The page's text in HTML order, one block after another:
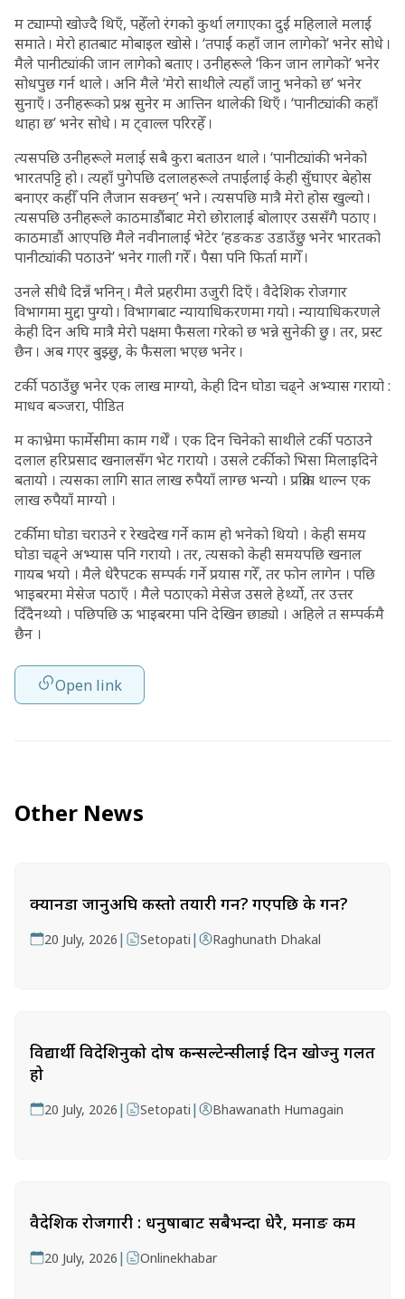
म ट्याम्पो खोज्दै थिएँ, पहेँलो रंगको कुर्था लगाएका दुई महिलाले मलाई
समाते । मेरो हातबाट मोबाइल खोसे । ‘तपाईं कहाँ जान लागेको’ भनेर सोधे ।
मैले पानीट्यांकी जान लागेको बताए । उनीहरूले ‘किन जान लागेको’ भनेर
सोधपुछ गर्न थाले । अनि मैले ‘मेरो साथीले त्यहाँ जानु भनेको छ’ भनेर
सुनाएँ । उनीहरूको प्रश्न सुनेर म आत्तिन थालेकी थिएँ । ‘पानीट्यांकी कहाँ
थाहा छ’ भनेर सोधे । म ट्वाल्ल परिरहेँ ।
त्यसपछि उनीहरूले मलाई सबै कुरा बताउन थाले । ‘पानीट्यांकी भनेको
भारतपट्टि हो । त्यहाँ पुगेपछि दलालहरूले तपाईंलाई केही सुँघाएर बेहोस
बनाएर कहीँ पनि लैजान सक्छन्’ भने । त्यसपछि मात्रै मेरो होस खुल्यो ।
त्यसपछि उनीहरूले काठमाडौंबाट मेरो छोरालाई बोलाएर उससँगै पठाए ।
काठमाडौं आएपछि मैले नवीनालाई भेटेर ‘हङकङ उडाउँछु भनेर भारतको
पानीट्यांकी पठाउने’ भनेर गाली गरेँ । पैसा पनि फिर्ता मागेँ ।
उनले सीधै दिन्नँ भनिन् । मैले प्रहरीमा उजुरी दिएँ । वैदेशिक रोजगार
विभागमा मुद्दा पुग्यो । विभागबाट न्यायाधिकरणमा गयो । न्यायाधिकरणले
केही दिन अघि मात्रै मेरो पक्षमा फैसला गरेको छ भन्ने सुनेकी छु । तर, प्रस्ट
छैन । अब गएर बुझ्छु, के फैसला भएछ भनेर ।
टर्की पठाउँछु भनेर एक लाख माग्यो, केही दिन घोडा चढ्ने अभ्यास गरायो :
माधव बञ्जरा, पीडित
म काभ्रेमा फार्मेसीमा काम गर्थेँ । एक दिन चिनेको साथीले टर्की पठाउने
दलाल हरिप्रसाद खनालसँग भेट गरायो । उसले टर्कीको भिसा मिलाइदिने
बतायो । त्यसका लागि सात लाख रुपैयाँ लाग्छ भन्यो । प्रक्रिया थाल्न एक
लाख रुपैयाँ माग्यो ।
टर्कीमा घोडा चराउने र रेखदेख गर्ने काम हो भनेको थियो । केही समय
घोडा चढ्ने अभ्यास पनि गरायो । तर, त्यसको केही समयपछि खनाल
गायब भयो । मैले धेरैपटक सम्पर्क गर्ने प्रयास गरेँ, तर फोन लागेन । पछि
भाइबरमा मेसेज पठाएँ । मैले पठाएको मेसेज उसले हेर्थ्यो, तर उत्तर
दिँदैनथ्यो । पछिपछि ऊ भाइबरमा पनि देखिन छाड्यो । अहिले त सम्पर्कमै
छैन ।
Open link
Other News
क्यानडा जानुअघि कस्तो तयारी गर्ने? गएपछि के गर्ने?
20 July, 2026 | Setopati | Raghunath Dhakal
विद्यार्थी विदेशिनुको दोष कन्सल्टेन्सीलाई दिन खोज्नु गलत
हो
20 July, 2026 | Setopati | Bhawanath Humagain
वैदेशिक रोजगारी : धनुषाबाट सबैभन्दा धेरै, मनाङ कम
20 July, 2026 | Onlinekhabar